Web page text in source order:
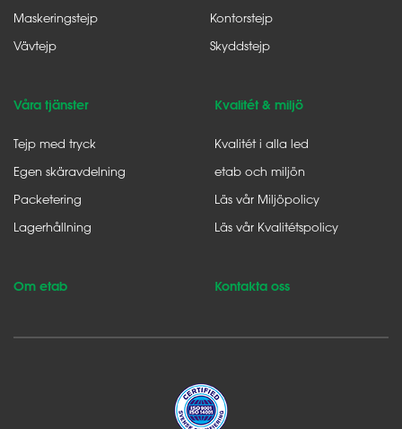
Maskeringstejp
Vävtejp
Kontorstejp
Skyddstejp
Våra tjänster
Tejp med tryck
Egen skäravdelning
Packetering
Lagerhållning
Kvalitét & miljö
Kvalitét i alla led
etab och miljön
Läs vår Miljöpolicy
Läs vår Kvalitétspolicy
Om etab Kontakta oss